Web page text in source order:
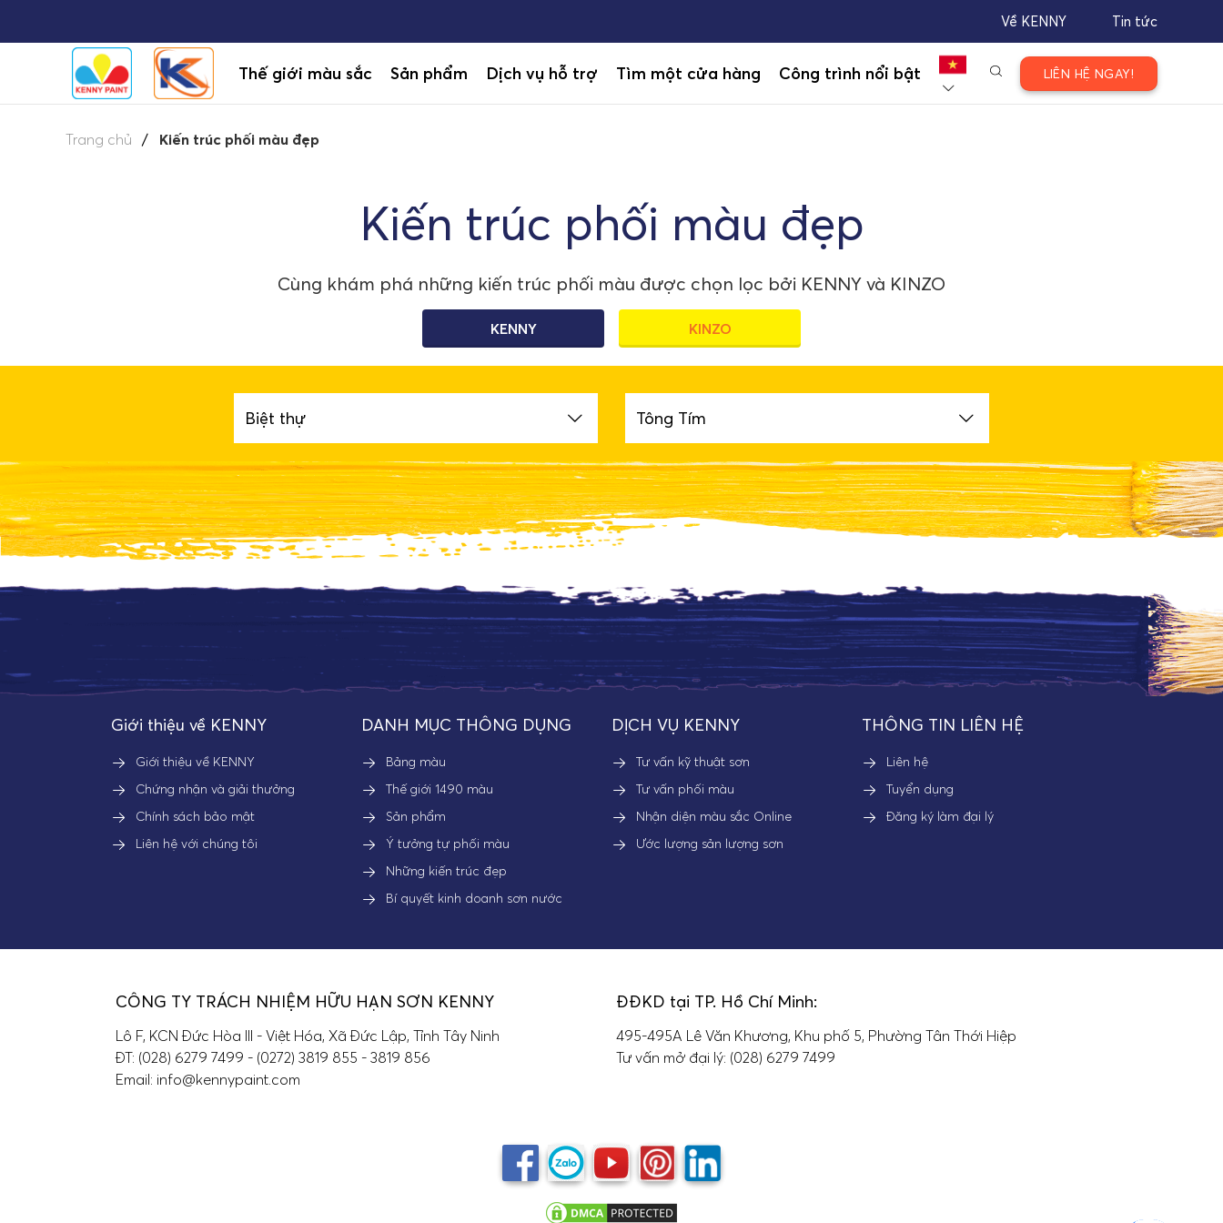
Tin tức
Về KENNY
Thế giới màu sắc Sản phẩm Dịch vụ hỗ trợ Tìm một cửa hàng Công trình nổi bật LIÊN HỆ NGAY!
Trang chủ Kiến trúc phối màu đẹp
Kiến trúc phối màu đẹp
Cùng khám phá những kiến trúc phối màu được chọn lọc bởi KENNY và KINZO
KENNY KINZO
Biệt thự Tông Tím
Giới thiệu về KENNY
Giới thiệu về KENNY
Chứng nhận và giải thưởng
Chính sách bảo mật
Liên hệ với chúng tôi
DANH MỤC THÔNG DỤNG
Bảng màu
Thế giới 1490 màu
Sản phẩm
Ý tưởng tự phối màu
Những kiến trúc đẹp
Bí quyết kinh doanh sơn nước
DỊCH VỤ KENNY
Tư vấn kỹ thuật sơn
Tư vấn phối màu
Nhận diện màu sắc Online
Ước lượng sản lượng sơn
THÔNG TIN LIÊN HỆ
Liên hệ
Tuyển dụng
Đăng ký làm đại lý
CÔNG TY TRÁCH NHIỆM HỮU HẠN SƠN KENNY
Lô F, KCN Đức Hòa III - Việt Hóa, Xã Đức Lập, Tỉnh Tây Ninh
ĐT: (028) 6279 7499 - (0272) 3819 855 - 3819 856
Email: info@kennypaint.com
ĐĐKD tại TP. Hồ Chí Minh:
495-495A Lê Văn Khương, Khu phố 5, Phường Tân Thới Hiệp
Tư vấn mở đại lý: (028) 6279 7499